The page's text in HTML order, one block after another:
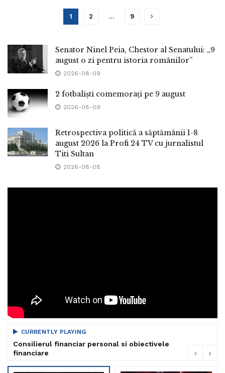
1 2 … 9
Senator Ninel Peia, Chestor al Senatului: „9
august o zi pentru istoria românilor”
2026-08-09
2 fotbaliști comemorați pe 9 august
2026-08-09
Retrospectiva politică a săptămânii 1-8
august 2026 la Profi 24 TV cu jurnalistul
Titi Sultan
2026-08-08
CURRENTLY PLAYING
Consilierul financiar personal si obiectivele
financiare